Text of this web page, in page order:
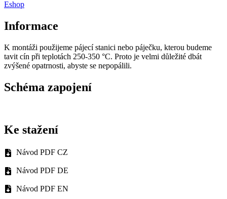
Eshop
Informace
K montáži použijeme pájecí stanici nebo páječku, kterou budeme
tavit cín při teplotách 250-350 °C. Proto je velmi důležité dbát
zvýšené opatrnosti, abyste se nepopálili.
Schéma zapojení
Ke stažení
Návod PDF CZ
Návod PDF DE
Návod PDF EN